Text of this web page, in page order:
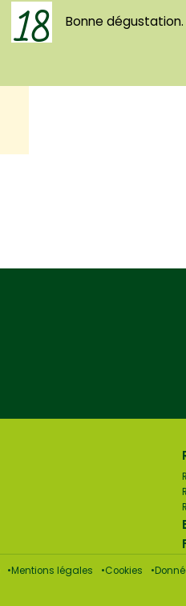
18 Bonne dégustation.
Mentions légales Cookies